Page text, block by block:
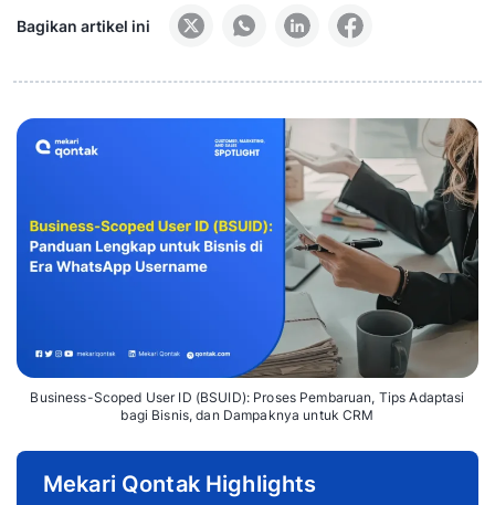
Bagikan artikel ini
Business-Scoped User ID (BSUID): Proses Pembaruan, Tips Adaptasi
bagi Bisnis, dan Dampaknya untuk CRM
Mekari Qontak Highlights